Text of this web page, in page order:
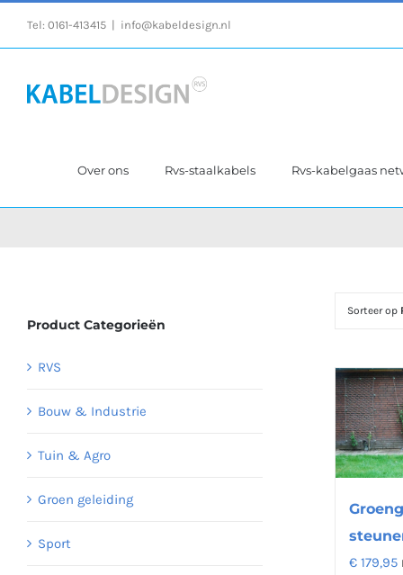
Tel: 0161-413415 info@kabeldesign.nl
Over ons Rvs-staalkabels Rvs-kabelgaas
Sorteer op
€ 179,95
Product Categorieën
RVS
Bouw & Industrie
Tuin & Agro
Groen geleiding
Sport